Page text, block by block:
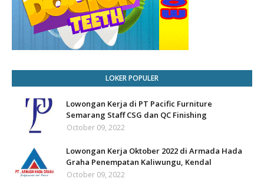
LOKER POPULER
Lowongan Kerja di PT Pacific Furniture
Semarang Staff CSG dan QC Finishing
October 09, 2022
Lowongan Kerja Oktober 2022 di Armada Hada
Graha Penempatan Kaliwungu, Kendal
October 09, 2022